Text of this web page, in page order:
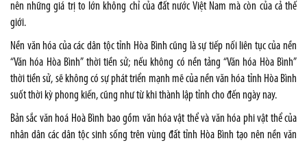
nên những giá trị to lớn không chỉ của đất nước Việt Nam mà còn của cả thế
giới.
Nền văn hóa của các dân tộc tỉnh Hòa Bình cũng là sự tiếp nối liên tục của nền
“Văn hóa Hòa Bình” thời tiền sử; nếu không có nền tảng “Văn hóa Hòa Bình”
thời tiền sử, sẽ không có sự phát triển mạnh mẽ của nền văn hóa tỉnh Hòa Bình
suốt thời kỳ phong kiến, cũng như từ khi thành lập tỉnh cho đến ngày nay.
Bản sắc văn hoá Hoà Bình bao gồm văn hóa vật thể và văn hóa phi vật thể của
nhân dân các dân tộc sinh sống trên vùng đất tỉnh Hòa Bình tạo nên nền văn